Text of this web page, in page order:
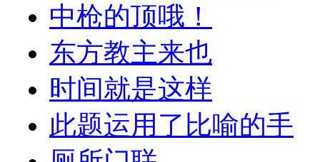
中枪的顶哦！
东方教主来也
时间就是这样
此题运用了比喻的手